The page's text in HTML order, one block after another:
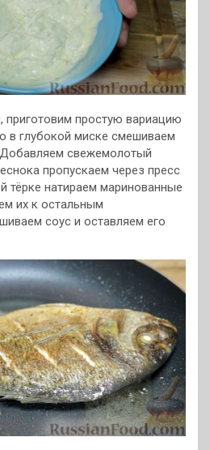
приготовим простую вариацию
в глубокой миске смешиваем
свежемолотый
пропускаем через пресс
тёрке натираем маринованные
их к остальным
соус и оставляем его